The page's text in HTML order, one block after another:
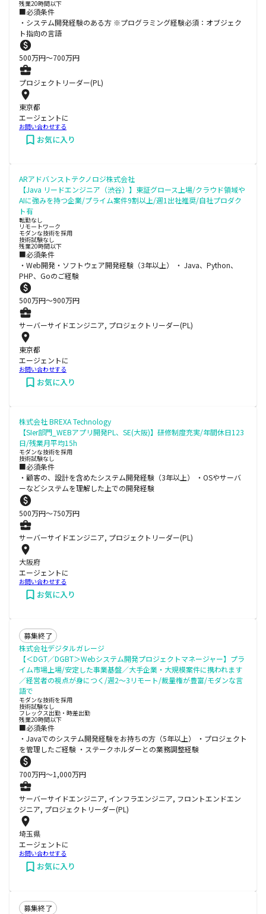
残業20時間以下
■必須条件
・システム開発経験のある方 ※プログラミング経験必須：オブジェク
ト指向の言語
500万円〜700万円
プロジェクトリーダー(PL)
東京都
エージェントに
お問い合わせする
お気に入り
ARアドバンストテクノロジ株式会社
【Java リードエンジニア（渋谷）】東証グロース上場/クラウド領域や
AIに強みを持つ企業/プライム案件9割以上/週1出社推奨/自社プロダク
ト有
転勤なし
リモートワーク
モダンな技術を採用
技術試験なし
残業20時間以下
■必須条件
・Web開発・ソフトウェア開発経験（3年以上） ・ Java、Python、
PHP、Goのご経験
500万円〜900万円
サーバーサイドエンジニア, プロジェクトリーダー(PL)
東京都
エージェントに
お問い合わせする
お気に入り
株式会社 BREXA Technology
【SIer部門_WEBアプリ開発PL、SE(大阪)】研修制度充実/年間休日123
日/残業月平均15h
モダンな技術を採用
技術試験なし
■必須条件
・顧客の、設計を含めたシステム開発経験（3年以上） ・OSやサーバ
ーなどシステムを理解した上での開発経験
500万円〜750万円
サーバーサイドエンジニア, プロジェクトリーダー(PL)
大阪府
エージェントに
お問い合わせする
お気に入り
募集終了
株式会社デジタルガレージ
【＜DGT／DGBT＞Webシステム開発プロジェクトマネージャー】プラ
イム市場上場/安定した事業基盤／大手企業・大規模案件に携われます
／経営者の視点が身につく/週2～3リモート/裁量権が豊富/モダンな言
語で
モダンな技術を採用
技術試験なし
フレックス出勤・時差出勤
残業20時間以下
■必須条件
・Javaでのシステム開発経験をお持ちの方（5年以上） ・プロジェクト
を管理したご経験 ・ステークホルダーとの業務調整経験
700万円〜1,000万円
サーバーサイドエンジニア, インフラエンジニア, フロントエンドエン
ジニア, プロジェクトリーダー(PL)
埼玉県
エージェントに
お問い合わせする
お気に入り
募集終了